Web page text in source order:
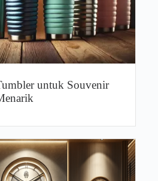
untuk Souvenir